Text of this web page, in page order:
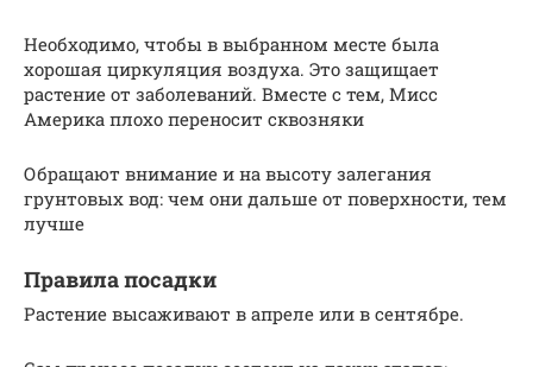
Необходимо, чтобы в выбранном месте была
хорошая циркуляция воздуха. Это защищает
растение от заболеваний. Вместе с тем, Мисс
Америка плохо переносит сквозняки
Обращают внимание и на высоту залегания
грунтовых вод: чем они дальше от поверхности, тем
лучше
Правила посадки
Растение высаживают в апреле или в сентябре.